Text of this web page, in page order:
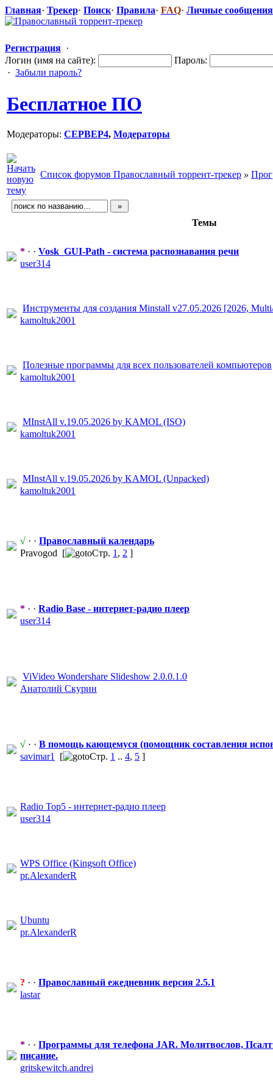
Главная· Трекер· Поиск· Правила· FAQ· Личные сообщения
Регистрация ·
Логин (имя на сайте):
Пароль:
· Забыли пароль?
Бесплатное ПО
Модераторы: CEPBEP4, Модераторы
Список форумов Православный торрент-трекер »
Темы
* · · Vosk_GUI-Pat​h - система распознавани​я речи
user314
Инструменты для создания Minstall v27.05.2026 [2026,
kamoltuk2001
Полезные программы для всех пользователе​й компьютеров
kamoltuk2001
MInstAll v.19.05.2026 ​ by KAMOL (ISO)
kamoltuk2001
MInstAll v.19.05.2026 ​ by KAMOL (Unpacked)
kamoltuk2001
√ · · Православный ​ календарь
Pravogod [ Стр. 1 , 2 ]
* · · Radio Base - интернет-рад​ио плеер
user314
ViVideo Wondershare Slideshow 2.0.0.1.0
Анатолий Скурин
√ · · В помощь кающемуся (помощник составления
savimar1
[ Стр. 1 .. 4, 5 ]
Radio Top5 - интернет-рад​ио плеер
user314
WPS Office (Kingsoft Office)
pr.Alexander​R
Ubuntu
pr.Alexander​R
? · · Православный ​ ежедневник версия 2.5.1
lastar
* · · Программы для телефона JAR. Молитвослов,
писание.
gritskewitch​.andrei